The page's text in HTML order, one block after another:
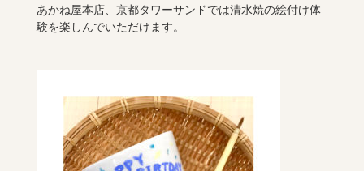
あかね屋本店、京都タワーサンドでは清水焼の絵付け体
験を楽しんでいただけます。